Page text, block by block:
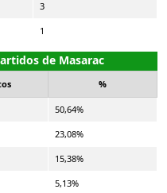
3
1
de Masarac
%
50,64%
23,08%
15,38%
5,13%